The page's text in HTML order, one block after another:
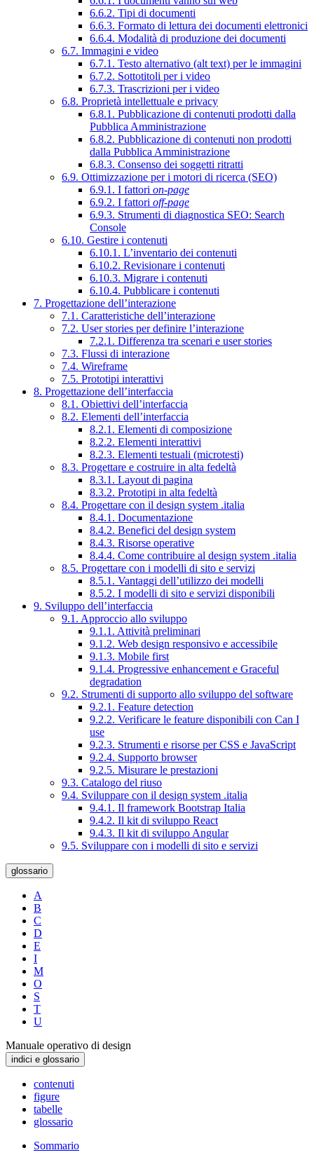
6.6.2. Tipi di documenti
6.6.3. Formato di lettura dei documenti elettronici
6.6.4. Modalità di produzione dei documenti
6.7. Immagini e video
6.7.1. Testo alternativo (alt text) per le immagini
6.7.2. Sottotitoli per i video
6.7.3. Trascrizioni per i video
6.8. Proprietà intellettuale e privacy
6.8.1. Pubblicazione di contenuti prodotti dalla
Pubblica Amministrazione
6.8.2. Pubblicazione di contenuti non prodotti
dalla Pubblica Amministrazione
6.8.3. Consenso dei soggetti ritratti
6.9. Ottimizzazione per i motori di ricerca (SEO)
6.9.1. I fattori on-page
6.9.2. I fattori off-page
6.9.3. Strumenti di diagnostica SEO: Search
Console
6.10. Gestire i contenuti
6.10.1. L’inventario dei contenuti
6.10.2. Revisionare i contenuti
6.10.3. Migrare i contenuti
6.10.4. Pubblicare i contenuti
7. Progettazione dell’interazione
7.1. Caratteristiche dell’interazione
7.2. User stories per definire l’interazione
7.2.1. Differenza tra scenari e user stories
7.3. Flussi di interazione
7.4. Wireframe
7.5. Prototipi interattivi
8. Progettazione dell’interfaccia
8.1. Obiettivi dell’interfaccia
8.2. Elementi dell’interfaccia
8.2.1. Elementi di composizione
8.2.2. Elementi interattivi
8.2.3. Elementi testuali (microtesti)
8.3. Progettare e costruire in alta fedeltà
8.3.1. Layout di pagina
8.3.2. Prototipi in alta fedeltà
8.4. Progettare con il design system .italia
8.4.1. Documentazione
8.4.2. Benefici del design system
8.4.3. Risorse operative
8.4.4. Come contribuire al design system .italia
8.5. Progettare con i modelli di sito e servizi
8.5.1. Vantaggi dell’utilizzo dei modelli
8.5.2. I modelli di sito e servizi disponibili
9. Sviluppo dell’interfaccia
9.1. Approccio allo sviluppo
9.1.1. Attività preliminari
9.1.2. Web design responsivo e accessibile
9.1.3. Mobile first
9.1.4. Progressive enhancement e Graceful
degradation
9.2. Strumenti di supporto allo sviluppo del software
9.2.1. Feature detection
9.2.2. Verificare le feature disponibili con Can I
use
9.2.3. Strumenti e risorse per CSS e JavaScript
9.2.4. Supporto browser
9.2.5. Misurare le prestazioni
9.3. Catalogo del riuso
9.4. Sviluppare con il design system .italia
9.4.1. Il framework Bootstrap Italia
9.4.2. Il kit di sviluppo React
9.4.3. Il kit di sviluppo Angular
9.5. Sviluppare con i modelli di sito e servizi
glossario
A
B
C
D
E
I
M
O
S
T
U
Manuale operativo di design
indici e glossario
contenuti
figure
tabelle
glossario
Sommario